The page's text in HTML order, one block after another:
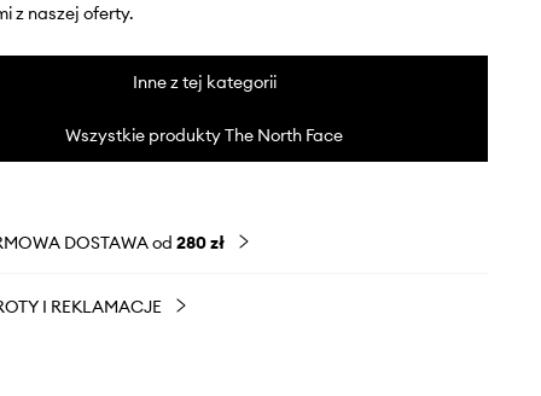
z naszej oferty.
Inne z tej kategorii
Wszystkie produkty The North Face
DOSTAWA od 280 zł
I REKLAMACJE